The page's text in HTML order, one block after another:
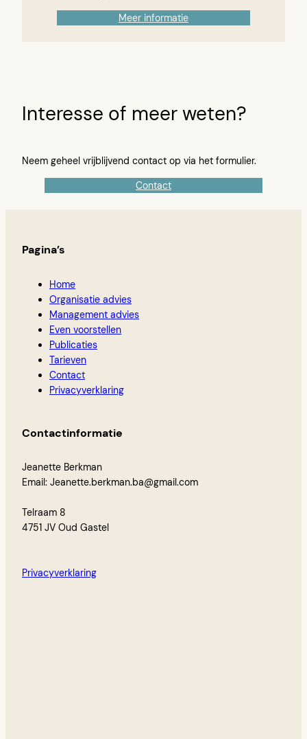
Meer informatie
Interesse of meer weten?
Neem geheel vrijblijvend contact op via het formulier.
Contact
Pagina’s
Home
Organisatie advies
Management advies
Even voorstellen
Publicaties
Tarieven
Contact
Privacyverklaring
Contactinformatie
Jeanette Berkman
Email: Jeanette.berkman.ba@gmail.com
Telraam 8
4751 JV Oud Gastel
Privacyverklaring